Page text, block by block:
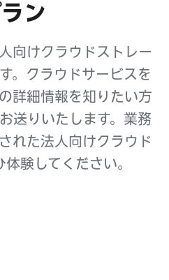
ン
向けクラウドストレー
。クラウドサービスを
詳細情報を知りたい方
送りいたします。業務
れた法人向けクラウド
験してください。